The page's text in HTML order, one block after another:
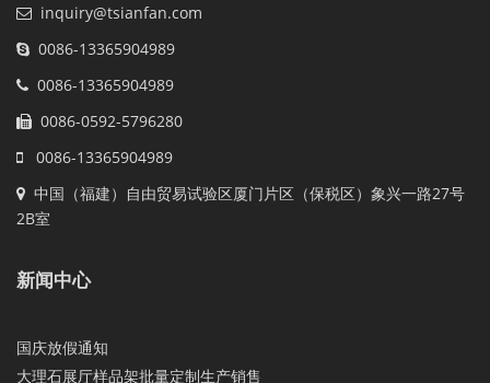
inquiry@tsianfan.com
0086-13365904989
0086-13365904989
0086-0592-5796280
0086-13365904989
中国（福建）自由贸易试验区厦门片区（保税区）象兴一路27号
2B室
新闻中心
国庆放假通知
大理石展厅样品架批量定制生产销售